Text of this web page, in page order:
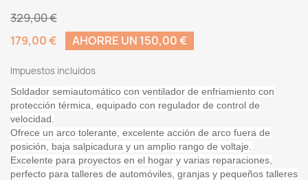
329,00 €
179,00 €
AHORRE UN 150,00 €
Impuestos incluidos
Soldador semiautomático con ventilador de enfriamiento con
protección térmica, equipado con regulador de control de
velocidad.
Ofrece un arco tolerante, excelente acción de arco fuera de
posición, baja salpicadura y un amplio rango de voltaje.
Excelente para proyectos en el hogar y varias reparaciones,
perfecto para talleres de automóviles, granjas y pequeños talleres